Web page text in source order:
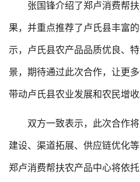
张国锋介绍了郑卢消费帮扶
果，并重点推荐了卢氏县丰富
示，卢氏县农产品品质优良、
景，期待通过此次合作，让更
带动卢氏县农业发展和农民增收
双方一致表示，此次合作将
建设、渠道拓展、供应链优化
郑卢消费帮扶农产品中心将依